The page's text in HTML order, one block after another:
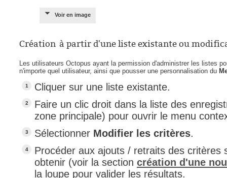
Voir en image
Création à partir d'une liste existante ou
Les utilisateurs Octopus ayant la permission d'administrer les listes
n'importe quel utilisateur, ainsi que pousser une personnalisation du
Cliquer sur une liste existante.
Faire un clic droit dans la liste des
zone principale) pour ouvrir le menu
Sélectionner Modifier les critères.
Procéder aux ajouts / retraits des critères
obtenir (voir la section création d'une
la loupe pour valider les résultats.